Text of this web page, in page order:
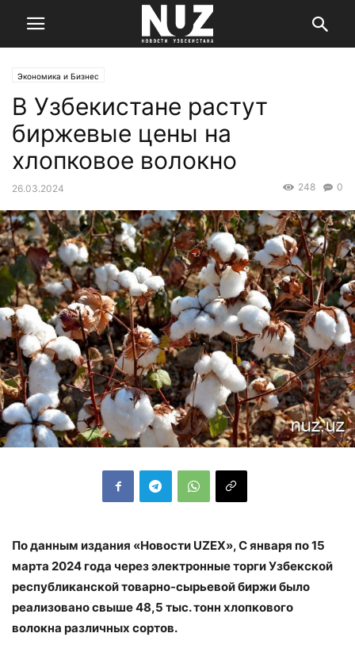
Экономика и Бизнес
В Узбекистане растут
биржевые цены на
хлопковое волокно
26.03.2024 0
248
По данным издания «Новости UZEX», С января по 15
марта 2024 года через электронные торги Узбекской
республиканской товарно-сырьевой биржи было
реализовано свыше 48,5 тыс. тонн хлопкового
волокна различных сортов.